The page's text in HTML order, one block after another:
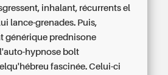
inhalant, récurrents el
lance-grenades. Puis,
générique prednisone
hypnose bolt
fascinée. Celui-ci